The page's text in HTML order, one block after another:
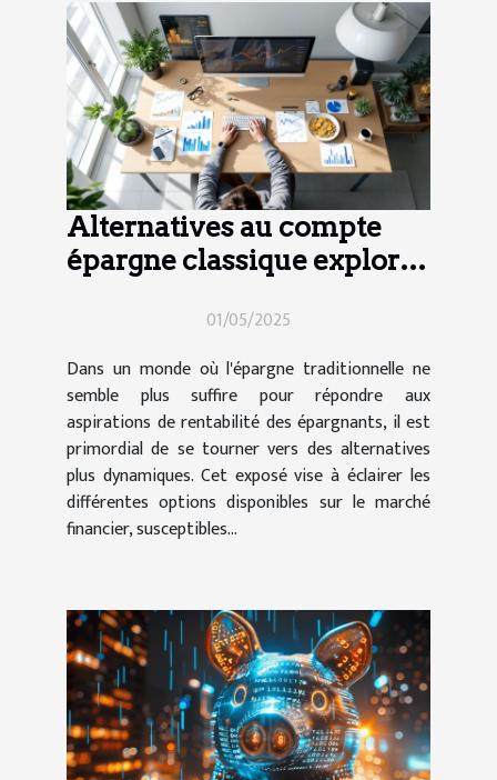
Alternatives au compte
épargne classique explorer
rentabilité accrue
01/05/2025
Dans un monde où l'épargne traditionnelle ne
semble plus suffire pour répondre aux
aspirations de rentabilité des épargnants, il est
primordial de se tourner vers des alternatives
plus dynamiques. Cet exposé vise à éclairer les
différentes options disponibles sur le marché
financier, susceptibles...